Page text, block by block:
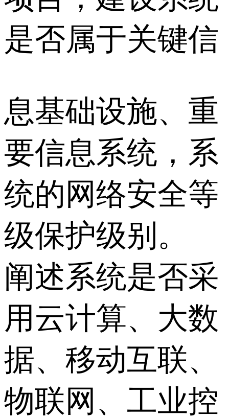
是否属于关键信
息基础设施、重
要信息系统，系
统的网络安全等
级保护级别。
阐述系统是否采
用云计算、大数
据、移动互联、
物联网、工业控